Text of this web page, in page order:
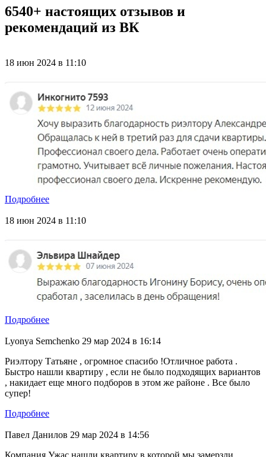
6540+ настоящих отзывов и
рекомендаций из ВК
18 июн 2024 в 11:10
Подробнее
18 июн 2024 в 11:10
Подробнее
Lyonya Semchenko 29 мар 2024 в 16:14
Риэлтору Татьяне , огромное спасибо !Отличное работа .
Быстро нашли квартиру , если не было подходящих вариантов
, накидает еще много подборов в этом же районе . Все было
супер!
Подробнее
Павел Данилов 29 мар 2024 в 14:56